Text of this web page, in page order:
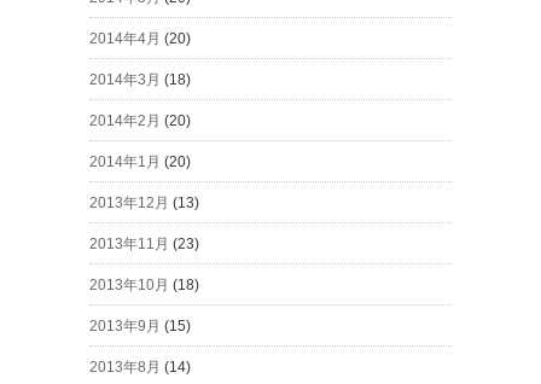
2014年4月 (20)
2014年3月 (18)
2014年2月 (20)
2014年1月 (20)
2013年12月 (13)
2013年11月 (23)
2013年10月 (18)
2013年9月 (15)
2013年8月 (14)